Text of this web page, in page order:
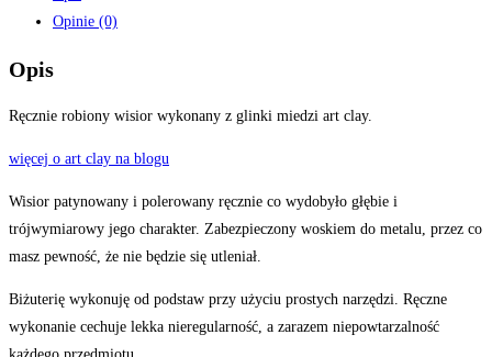
Opinie (0)
Opis
Ręcznie robiony wisior wykonany z glinki miedzi art clay.
więcej o art clay na blogu
Wisior patynowany i polerowany ręcznie co wydobyło głębie i
trójwymiarowy jego charakter. Zabezpieczony woskiem do metalu, przez co
masz pewność, że nie będzie się utleniał.
Biżuterię wykonuję od podstaw przy użyciu prostych narzędzi. Ręczne
wykonanie cechuje lekka nieregularność, a zarazem niepowtarzalność